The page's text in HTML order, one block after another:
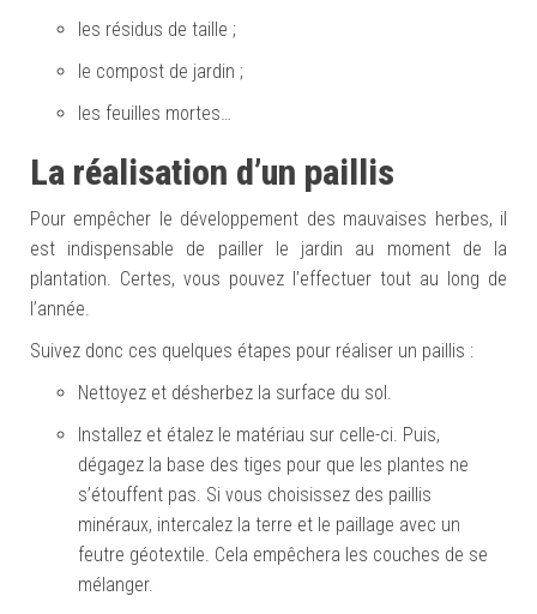
les résidus de taille ;
le compost de jardin ;
les feuilles mortes…
La réalisation d’un paillis
Pour empêcher le développement des mauvaises herbes, il
est indispensable de pailler le jardin au moment de la
plantation. Certes, vous pouvez l’effectuer tout au long de
l’année.
Suivez donc ces quelques étapes pour réaliser un paillis :
Nettoyez et désherbez la surface du sol.
Installez et étalez le matériau sur celle-ci. Puis,
dégagez la base des tiges pour que les plantes ne
s’étouffent pas. Si vous choisissez des paillis
minéraux, intercalez la terre et le paillage avec un
feutre géotextile. Cela empêchera les couches de se
mélanger.